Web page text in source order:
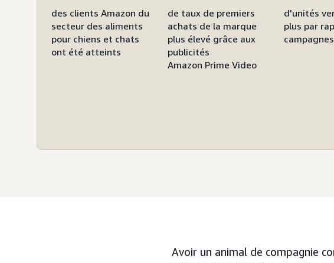
des clients Amazon du
secteur des aliments
pour chiens et chats
ont été atteints
de taux de premiers
achats de la marque
plus élevé grâce aux
publicités
Amazon Prime Video
d'unités
plus par
Avoir un animal de compagnie